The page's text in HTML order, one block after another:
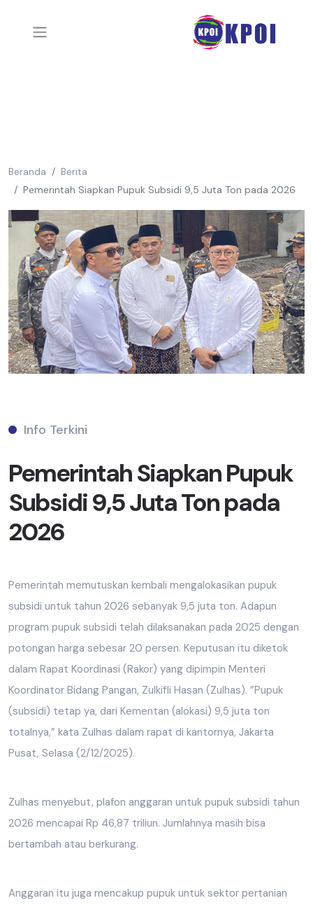
Beranda
Berita
Pemerintah Siapkan Pupuk Subsidi 9,5 Juta Ton pada 2026
Info Terkini
Pemerintah Siapkan Pupuk
Subsidi 9,5 Juta Ton pada
2026
Pemerintah memutuskan kembali mengalokasikan pupuk
subsidi untuk tahun 2026 sebanyak 9,5 juta ton. Adapun
program pupuk subsidi telah dilaksanakan pada 2025 dengan
potongan harga sebesar 20 persen. Keputusan itu diketok
dalam Rapat Koordinasi (Rakor) yang dipimpin Menteri
Koordinator Bidang Pangan, Zulkifli Hasan (Zulhas). ”Pupuk
(subsidi) tetap ya, dari Kementan (alokasi) 9,5 juta ton
totalnya,” kata Zulhas dalam rapat di kantornya, Jakarta
Pusat, Selasa (2/12/2025).
Zulhas menyebut, plafon anggaran untuk pupuk subsidi tahun
2026 mencapai Rp 46,87 triliun. Jumlahnya masih bisa
bertambah atau berkurang.
Anggaran itu juga mencakup pupuk untuk sektor pertanian